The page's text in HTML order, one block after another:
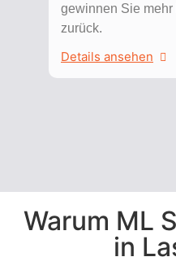
gewinnen Sie
zurück.
Details ansehen
Warum ML
in